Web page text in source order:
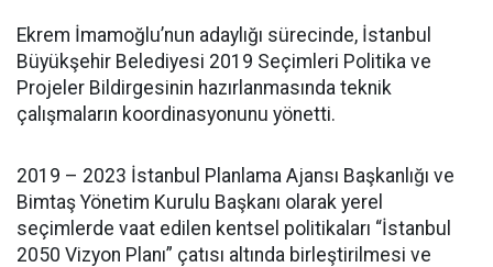
Ekrem İmamoğlu’nun adaylığı sürecinde, İstanbul
Büyükşehir Belediyesi 2019 Seçimleri Politika ve
Projeler Bildirgesinin hazırlanmasında teknik
çalışmaların koordinasyonunu yönetti.
2019 – 2023 İstanbul Planlama Ajansı Başkanlığı ve
Bimtaş Yönetim Kurulu Başkanı olarak yerel
seçimlerde vaat edilen kentsel politikaları “İstanbul
2050 Vizyon Planı” çatısı altında birleştirilmesi ve